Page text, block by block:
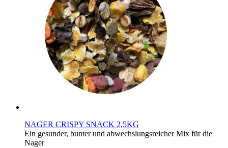
NAGER CRISPY SNACK 2,5KG
Ein gesunder, bunter und abwechslungsreicher Mix für die
Nager